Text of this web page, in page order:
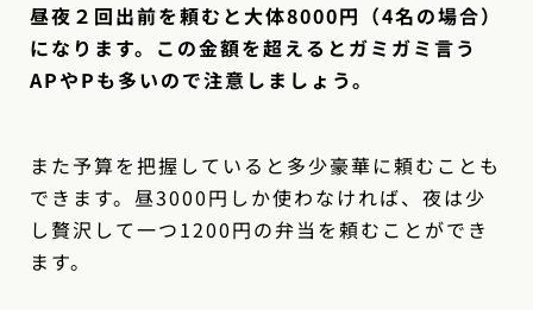
昼夜２回出前を頼むと大体8000円（4名の場合）
になります。この金額を超えるとガミガミ言う
APやPも多いので注意しましょう。
また予算を把握していると多少豪華に頼むことも
できます。昼3000円しか使わなければ、夜は少
し贅沢して一つ1200円の弁当を頼むことができ
ます。